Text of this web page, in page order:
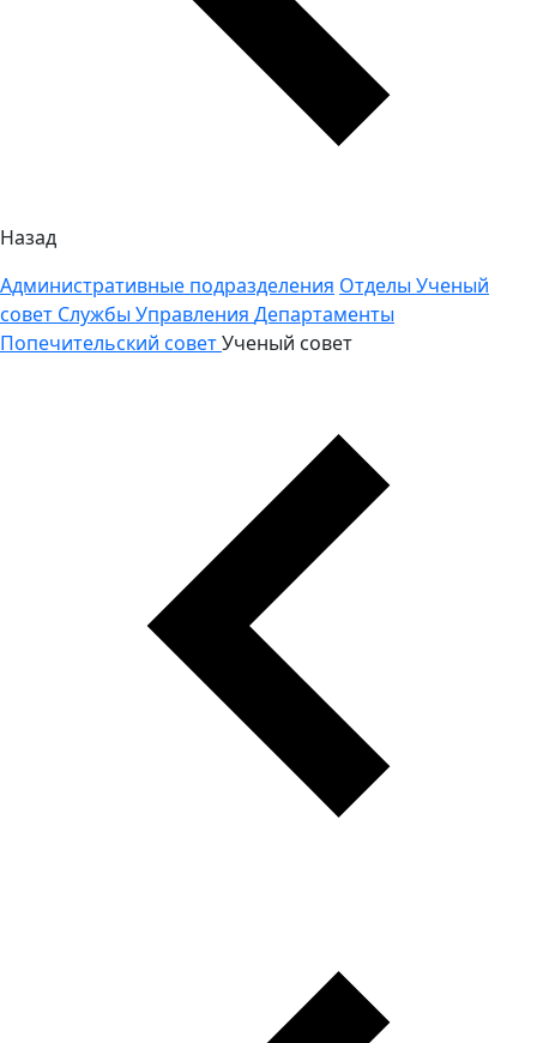
Назад
Административные подразделения Отделы Ученый
совет Службы Управления Департаменты
Попечительский советУченый совет